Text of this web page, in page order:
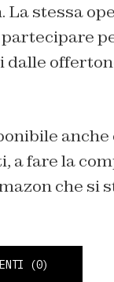
stessa
anche
a fare la
che si
(0)